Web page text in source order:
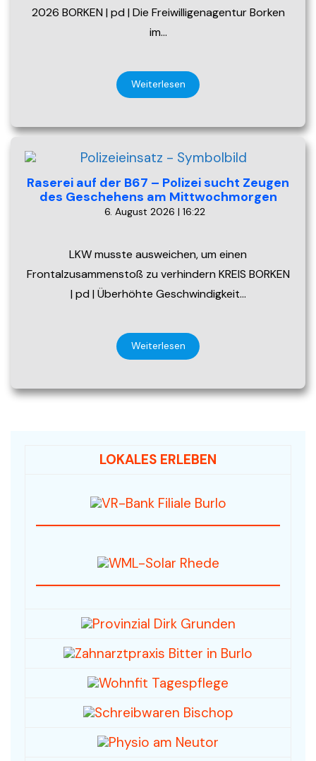
2026 BORKEN | pd | Die Freiwilligenagentur Borken
im…
Weiterlesen
Raserei auf der B67 – Polizei sucht Zeugen
des Geschehens am Mittwochmorgen
6. August 2026 | 16:22
LKW musste ausweichen, um einen
Frontalzusammenstoß zu verhindern KREIS BORKEN
| pd | Überhöhte Geschwindigkeit…
Weiterlesen
LOKALES ERLEBEN